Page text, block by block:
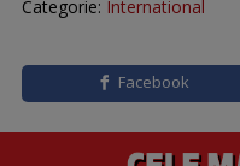
Categorie: International
Facebook